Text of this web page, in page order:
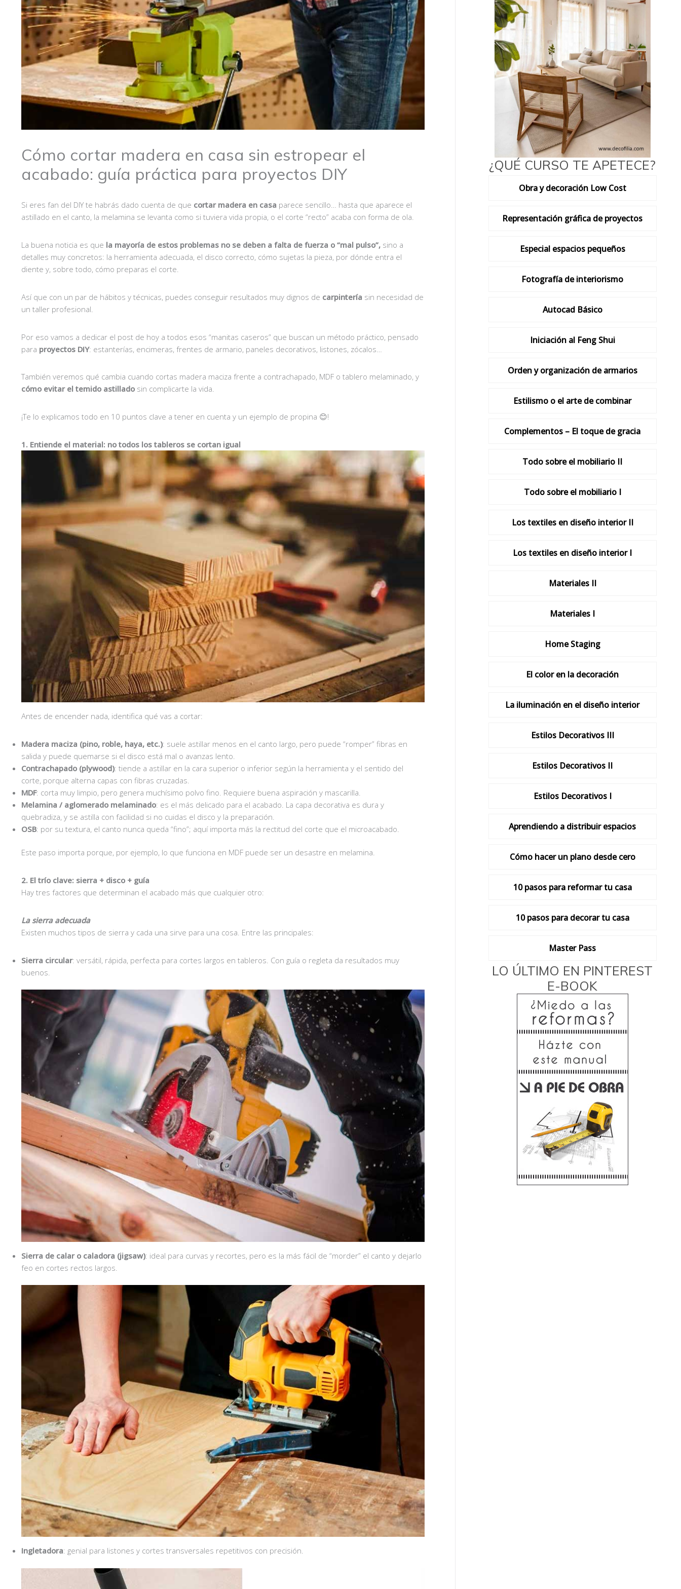
Cómo cortar madera en casa sin estropear el
acabado: guía práctica para proyectos DIY
Si eres fan del DIY te habrás dado cuenta de que cortar madera en casa parece sencillo… hasta que aparece el
astillado en el canto, la melamina se levanta como si tuviera vida propia, o el corte “recto” acaba con forma de ola.
La buena noticia es que la mayoría de estos problemas no se deben a falta de fuerza o “mal pulso”, sino a
detalles muy concretos: la herramienta adecuada, el disco correcto, cómo sujetas la pieza, por dónde entra el
diente y, sobre todo, cómo preparas el corte.
Así que con un par de hábitos y técnicas, puedes conseguir resultados muy dignos de carpintería sin necesidad de
un taller profesional.
Por eso vamos a dedicar el post de hoy a todos esos “manitas caseros” que buscan un método práctico, pensado
para proyectos DIY: estanterías, encimeras, frentes de armario, paneles decorativos, listones, zócalos…
También veremos qué cambia cuando cortas madera maciza frente a contrachapado, MDF o tablero melaminado, y
cómo evitar el temido astillado sin complicarte la vida.
¡Te lo explicamos todo en 10 puntos clave a tener en cuenta y un ejemplo de propina 😊!
1. Entiende el material: no todos los tableros se cortan igual
Antes de encender nada, identifica qué vas a cortar:
Madera maciza (pino, roble, haya, etc.): suele astillar menos en el canto largo, pero puede “romper” fibras en
salida y puede quemarse si el disco está mal o avanzas lento.
Contrachapado (plywood): tiende a astillar en la cara superior o inferior según la herramienta y el sentido del
corte, porque alterna capas con fibras cruzadas.
MDF: corta muy limpio, pero genera muchísimo polvo fino. Requiere buena aspiración y mascarilla.
Melamina / aglomerado melaminado: es el más delicado para el acabado. La capa decorativa es dura y
quebradiza, y se astilla con facilidad si no cuidas el disco y la preparación.
OSB: por su textura, el canto nunca queda “fino”; aquí importa más la rectitud del corte que el microacabado.
Este paso importa porque, por ejemplo, lo que funciona en MDF puede ser un desastre en melamina.
2. El trío clave: sierra + disco + guía
Hay tres factores que determinan el acabado más que cualquier otro:
La sierra adecuada
Existen muchos tipos de sierra y cada una sirve para una cosa. Entre las principales:
Sierra circular: versátil, rápida, perfecta para cortes largos en tableros. Con guía o regleta da resultados muy
buenos.
Sierra de calar o caladora (jigsaw): ideal para curvas y recortes, pero es la más fácil de “morder” el canto y dejarlo
feo en cortes rectos largos.
Ingletadora: genial para listones y cortes transversales repetitivos con precisión.
¿QUÉ CURSO TE APETECE?
Obra y decoración Low Cost
Representación gráfica de proyectos
Especial espacios pequeños
Fotografía de interiorismo
Autocad Básico
Iniciación al Feng Shui
Orden y organización de armarios
Estilismo o el arte de combinar
Complementos – El toque de gracia
Todo sobre el mobiliario II
Todo sobre el mobiliario I
Los textiles en diseño interior II
Los textiles en diseño interior I
Materiales II
Materiales I
Home Staging
El color en la decoración
La iluminación en el diseño interior
Estilos Decorativos III
Estilos Decorativos II
Estilos Decorativos I
Aprendiendo a distribuir espacios
Cómo hacer un plano desde cero
10 pasos para reformar tu casa
10 pasos para decorar tu casa
Master Pass
LO ÚLTIMO EN PINTEREST
E-BOOK